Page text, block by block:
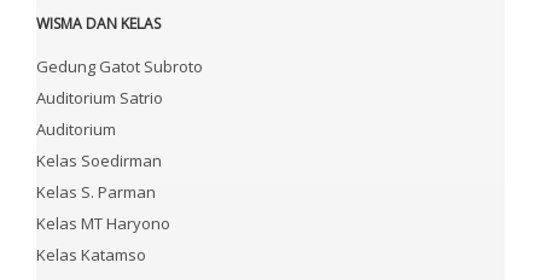
WISMA DAN KELAS
Gedung Gatot Subroto
Auditorium Satrio
Auditorium
Kelas Soedirman
Kelas S. Parman
Kelas MT Haryono
Kelas Katamso